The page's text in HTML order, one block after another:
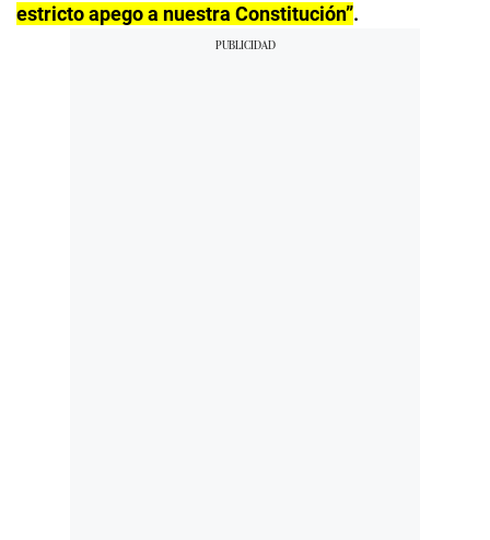
estricto apego a nuestra Constitución”.